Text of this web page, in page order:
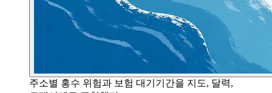
주소별 홍수 위험과 보험 대기기간을 지도, 달력,